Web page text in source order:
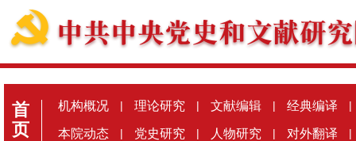
首
页
机构概况 | 理论研究 | 文献编辑 | 经典编译 |
本院动态 | 党史研究 | 人物研究 | 对外翻译 |